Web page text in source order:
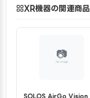
XR機器の関連商品
SOLOS AirGo Vision